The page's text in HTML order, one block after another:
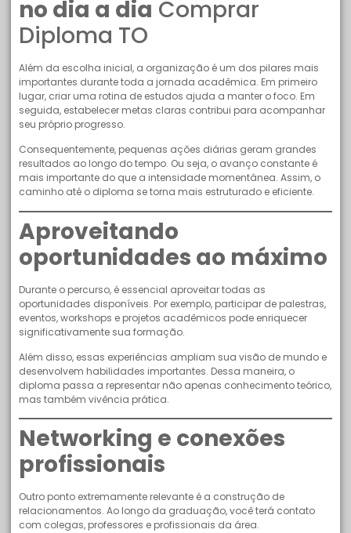
no dia a dia Comprar
Diploma TO
Além da escolha inicial, a organização é um dos pilares mais
importantes durante toda a jornada acadêmica. Em primeiro
lugar, criar uma rotina de estudos ajuda a manter o foco. Em
seguida, estabelecer metas claras contribui para acompanhar
seu próprio progresso.
Consequentemente, pequenas ações diárias geram grandes
resultados ao longo do tempo. Ou seja, o avanço constante é
mais importante do que a intensidade momentânea. Assim, o
caminho até o diploma se torna mais estruturado e eficiente.
Aproveitando
oportunidades ao máximo
Durante o percurso, é essencial aproveitar todas as
oportunidades disponíveis. Por exemplo, participar de palestras,
eventos, workshops e projetos acadêmicos pode enriquecer
significativamente sua formação.
Além disso, essas experiências ampliam sua visão de mundo e
desenvolvem habilidades importantes. Dessa maneira, o
diploma passa a representar não apenas conhecimento teórico,
mas também vivência prática.
Networking e conexões
profissionais
Outro ponto extremamente relevante é a construção de
relacionamentos. Ao longo da graduação, você terá contato
com colegas, professores e profissionais da área.